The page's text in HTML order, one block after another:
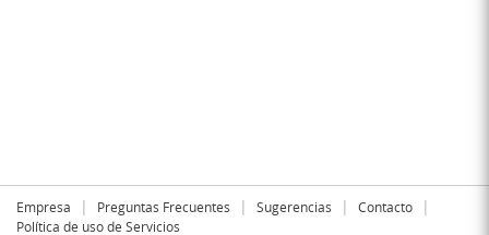
Empresa | Preguntas Frecuentes | Sugerencias | Contacto |
Política de uso de Servicios